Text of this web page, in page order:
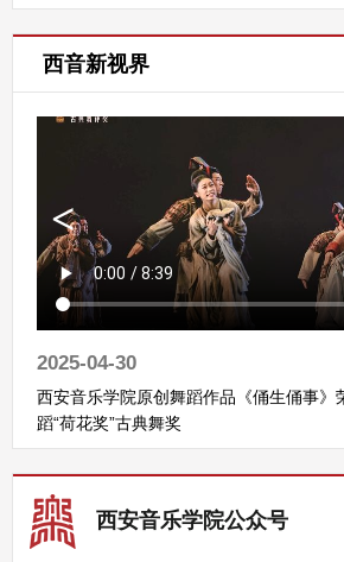
西音新视界
2025-04-30
西安音乐学院原创舞蹈作品《俑生俑事》
蹈“荷花奖”古典舞奖
西安音乐学院公众号